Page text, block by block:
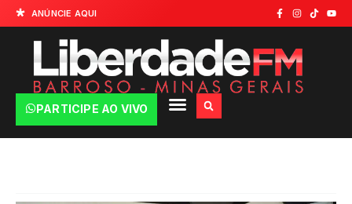
ANÚNCIE AQUI
PARTICIPE AO VIVO